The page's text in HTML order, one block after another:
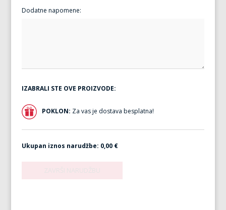
Dodatne napomene:
IZABRALI STE OVE PROIZVODE:
POKLON: Za vas je dostava besplatna!
Ukupan iznos narudžbe: 0,00 €